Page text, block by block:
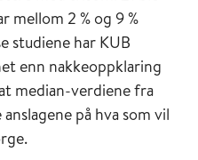
mellom 2 % og 9 %
studiene har KUB
enn nakkeoppklaring
median-verdiene fra
på hva som vil